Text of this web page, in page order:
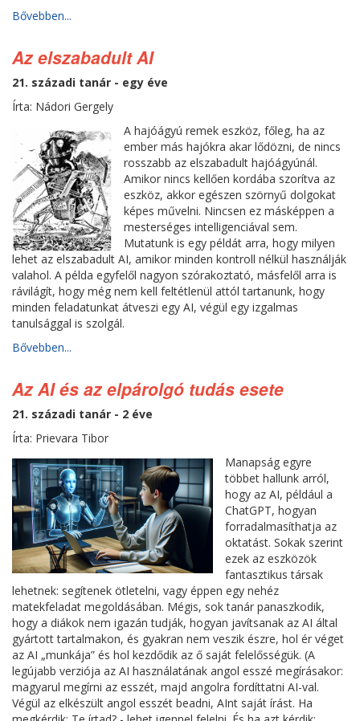
Bővebben...
Az elszabadult AI
21. századi tanár - egy éve
Írta: Nádori Gergely
A hajóágyú remek eszköz, főleg, ha az
ember más hajókra akar lődözni, de nincs
rosszabb az elszabadult hajóágyúnál.
Amikor nincs kellően kordába szorítva az
eszköz, akkor egészen szörnyű dolgokat
képes művelni. Nincsen ez másképpen a
mesterséges intelligenciával sem.
Mutatunk is egy példát arra, hogy milyen
lehet az elszabadult AI, amikor minden kontroll nélkül használják
valahol. A példa egyfelől nagyon szórakoztató, másfelől arra is
rávilágít, hogy még nem kell feltétlenül attól tartanunk, hogy
minden feladatunkat átveszi egy AI, végül egy izgalmas
tanulsággal is szolgál.
Bővebben...
Az AI és az elpárolgó tudás esete
21. századi tanár - 2 éve
Írta: Prievara Tibor
Manapság egyre
többet hallunk arról,
hogy az AI, például a
ChatGPT, hogyan
forradalmasíthatja az
oktatást. Sokak szerint
ezek az eszközök
fantasztikus társak
lehetnek: segítenek ötletelni, vagy éppen egy nehéz
matekfeladat megoldásában. Mégis, sok tanár panaszkodik,
hogy a diákok nem igazán tudják, hogyan javítsanak az AI által
gyártott tartalmakon, és gyakran nem veszik észre, hol ér véget
az AI „munkája” és hol kezdődik az ő saját felelősségük. (A
legújabb verziója az AI használatának angol esszé megírásakor:
magyarul megírni az esszét, majd angolra fordíttatni AI-val.
Végül az elkészült angol esszét beadni, AInt saját írást. Ha